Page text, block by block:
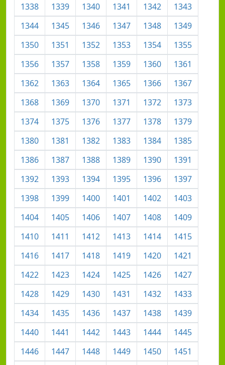
1338
1339 1340 1341 1342
1343
1344
1345 1346 1347 1348
1349
1350
1351 1352 1353 1354
1355
1356
1357 1358 1359 1360
1361
1362
1363 1364 1365 1366
1367
1368
1369 1370 1371 1372
1373
1374
1375 1376 1377 1378
1379
1380
1381 1382 1383 1384
1385
1386
1387 1388 1389 1390
1391
1392
1393 1394 1395 1396
1397
1398
1399 1400 1401 1402
1403
1404
1405 1406 1407 1408
1409
1410
1411 1412 1413 1414
1415
1416
1417 1418 1419 1420
1421
1422
1423 1424 1425 1426
1427
1428
1429 1430 1431 1432
1433
1434
1435 1436 1437 1438
1439
1440
1441 1442 1443 1444
1445
1446
1447 1448 1449 1450
1451